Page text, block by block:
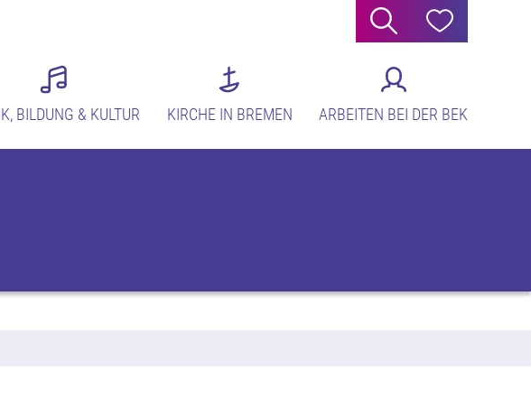
Suche Hilfe
BILDUNG & KULTUR KIRCHE IN BREMEN ARBEITEN BEI DER BEK